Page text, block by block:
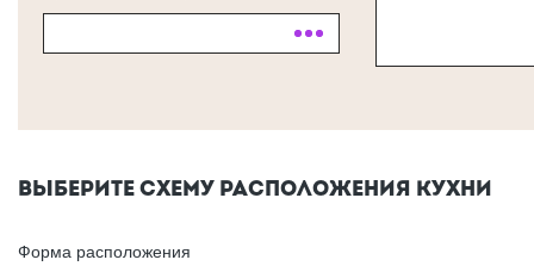
ВЫБЕРИТЕ СХЕМУ РАСПОЛОЖЕНИЯ КУХНИ
Форма расположения